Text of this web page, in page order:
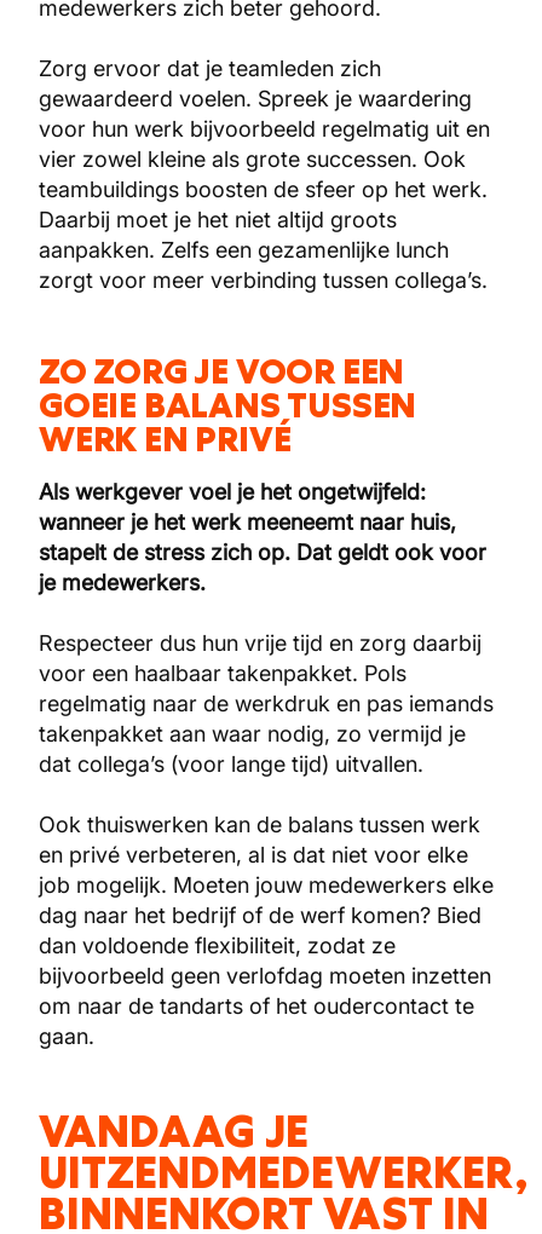
medewerkers zich beter gehoord.
Zorg ervoor dat je teamleden zich
gewaardeerd voelen. Spreek je waardering
voor hun werk bijvoorbeeld regelmatig uit en
vier zowel kleine als grote successen. Ook
teambuildings boosten de sfeer op het werk.
Daarbij moet je het niet altijd groots
aanpakken. Zelfs een gezamenlijke lunch
zorgt voor meer verbinding tussen collega’s.
ZO ZORG JE VOOR EEN
GOEIE BALANS TUSSEN
WERK EN PRIVÉ
Als werkgever voel je het ongetwijfeld:
wanneer je het werk meeneemt naar huis,
stapelt de stress zich op. Dat geldt ook voor
je medewerkers.
Respecteer dus hun vrije tijd en zorg daarbij
voor een haalbaar takenpakket. Pols
regelmatig naar de werkdruk en pas iemands
takenpakket aan waar nodig, zo vermijd je
dat collega’s (voor lange tijd) uitvallen.
Ook thuiswerken kan de balans tussen werk
en privé verbeteren, al is dat niet voor elke
job mogelijk. Moeten jouw medewerkers elke
dag naar het bedrijf of de werf komen? Bied
dan voldoende flexibiliteit, zodat ze
bijvoorbeeld geen verlofdag moeten inzetten
om naar de tandarts of het oudercontact te
gaan.
VANDAAG JE
UITZENDMEDEWERKER,
BINNENKORT VAST IN